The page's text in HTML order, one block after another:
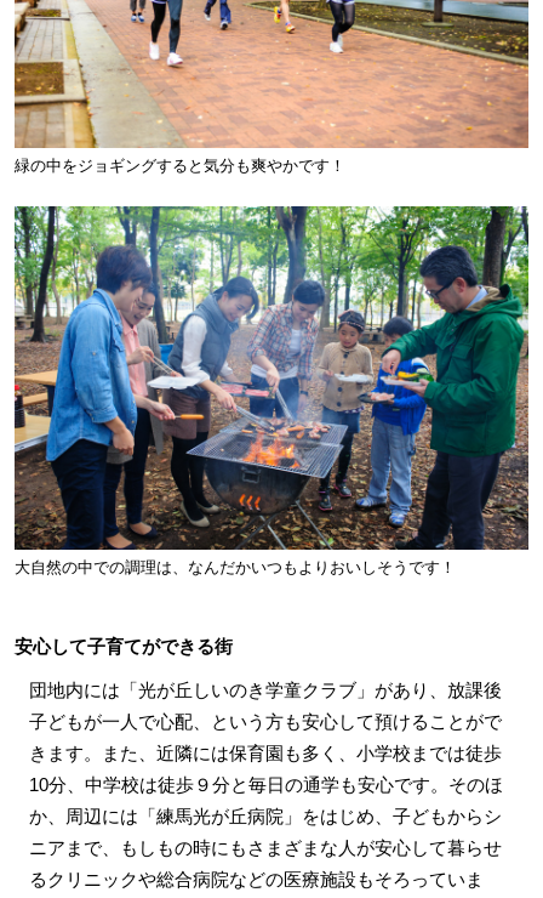
緑の中をジョギングすると気分も爽やかです！
大自然の中での調理は、なんだかいつもよりおいしそうです！
安心して子育てができる街
団地内には「光が丘しいのき学童クラブ」があり、放課後
子どもが一人で心配、という方も安心して預けることがで
きます。また、近隣には保育園も多く、小学校までは徒歩
10分、中学校は徒歩９分と毎日の通学も安心です。そのほ
か、周辺には「練馬光が丘病院」をはじめ、子どもからシ
ニアまで、もしもの時にもさまざまな人が安心して暮らせ
るクリニックや総合病院などの医療施設もそろっていま